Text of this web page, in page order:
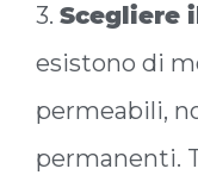
3. Scegliere
esistono di
permeabili,
permanenti.